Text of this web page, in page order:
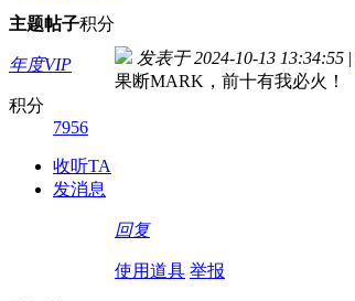
主题帖子积分
年度VIP
积分
7956
收听TA
发消息
发表于 2024-10-13 13:34:55 |
果断MARK，前十有我必火！
回复
使用道具 举报